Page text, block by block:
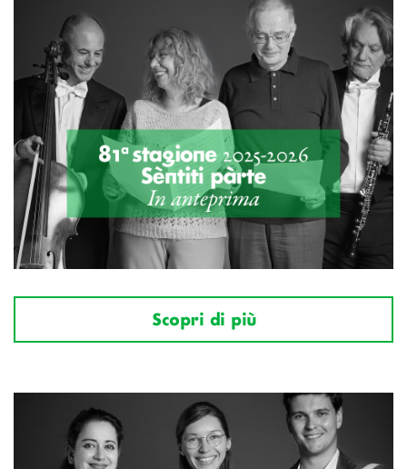
Scopri di più